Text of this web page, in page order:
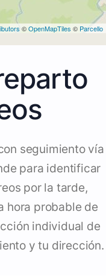
©OpenMapTiles © Parcello
seguimiento vía
para identificar
por la tarde,
hora probable de
individual de
y tu dirección.